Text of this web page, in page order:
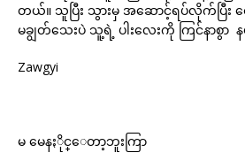
တယ်။ သူပြီး သွားမှ အဆောင့်ရပ်လိုက်ပြီ
မချွတ်သေးပဲ သူ့ရဲ့ ပါးလေးကို ကြင်နာစွာ နမ်း
Zawgyi
မ မေနႏိုင္ေတာ့ဘူးကြာ